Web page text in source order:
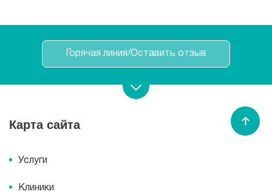
Горячая линия/Оставить отзыв
Записаться на прием
Карта сайта
Услуги
Клиники